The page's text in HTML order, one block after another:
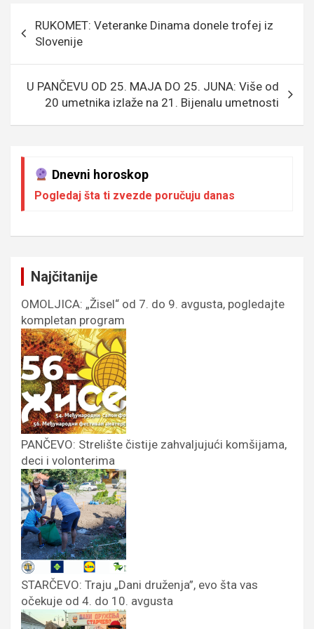
o
o
k
g
e
g
er
A
p
p
чланка
RUKOMET: Veteranke Dinama donele trofej iz
Slovenije
U PANČEVU OD 25. MAJA DO 25. JUNA: Više od
20 umetnika izlaže na 21. Bijenalu umetnosti
Dnevni horoskop
Pogledaj šta ti zvezde poručuju danas
Najčitanije
OMOLJICA: „Žisel“ od 7. do 9. avgusta, pogledajte
kompletan program
PANČEVO: Strelište čistije zahvaljujući komšijama,
deci i volonterima
STARČEVO: Traju „Dani druženja”, evo šta vas
očekuje od 4. do 10. avgusta